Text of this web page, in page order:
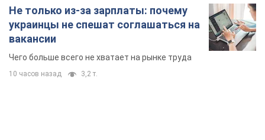
Не только из-за зарплаты: почему
украинцы не спешат соглашаться на
вакансии
Чего больше всего не хватает на рынке труда
10 часов назад 3,2 т.